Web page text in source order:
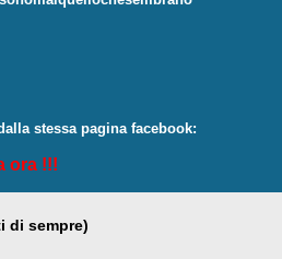
stessa pagina facebook:
ora !!!
di sempre)